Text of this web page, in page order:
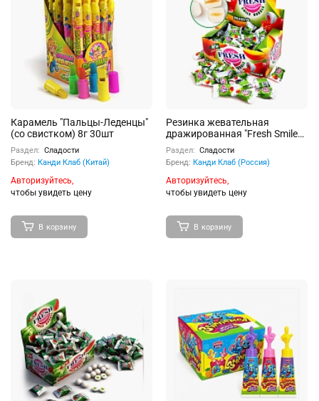
Карамель "Пальцы-Леденцы"
(cо свистком) 8г 30шт
Раздел: Сладости
Бренд: Канди Клаб (Китай)
Авторизуйтесь,
чтобы увидеть цену
В корзину
Резинка жевательная
дражированная "Fresh Smile
Bubble" со вкусом манго с
жидкими центром 100шт
Раздел: Сладости
Бренд: Канди Клаб (Россия)
Авторизуйтесь,
чтобы увидеть цену
В корзину